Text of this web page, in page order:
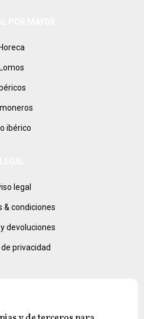
Horeca
Lomos
Ibéricos
ibérico
legal
& condiciones
devoluciones
privacidad